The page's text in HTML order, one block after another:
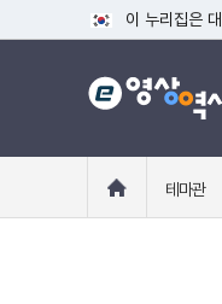
이 누리집은
공식 누리집 주
go.kr 주소를
로
테마관